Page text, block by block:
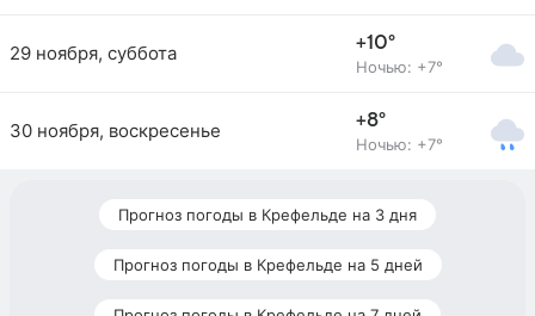
29 ноября, суббота +10°
Ночью: +7°
30 ноября, воскресенье +8°
Ночью: +7°
Прогноз погоды в Крефельде на 3 дня
Прогноз погоды в Крефельде на 5 дней